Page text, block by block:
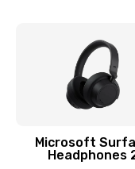
Ремонт
Microsoft
Headphones